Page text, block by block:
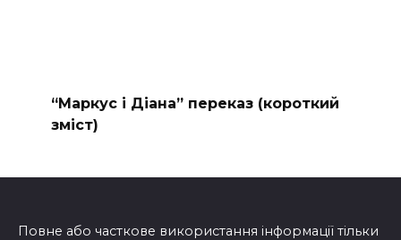
“Маркус і Діана” переказ (короткий
зміст)
Повне або часткове використання інформації тільки